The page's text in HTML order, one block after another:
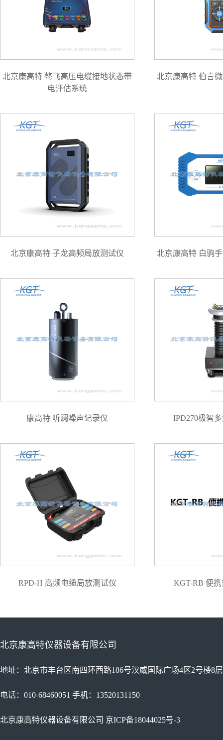
北京康高特 骜飞高压电缆接地状态带
电评估系统
北京康高特 伯言
北京康高特 子龙高频局放测试仪 北京康高特 白驹
康高特 听澜噪声记录仪 IPD270极智
RPD-H 高频电缆局放测试仪 KGT-RB 便
北京康高特仪器设备有限公司
地址：北京市丰台区南四环西路186号汉威国际广场4区2号楼8层
电话：010-68460051 手机：13520131150
北京康高特仪器设备有限公司 京ICP备18044025号-3